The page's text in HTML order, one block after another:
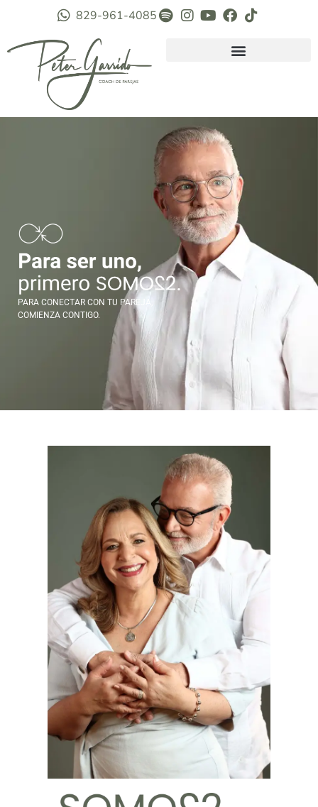
829-961-4085
PARA CONECTAR CON TU PAREJA,
COMIENZA CONTIGO.